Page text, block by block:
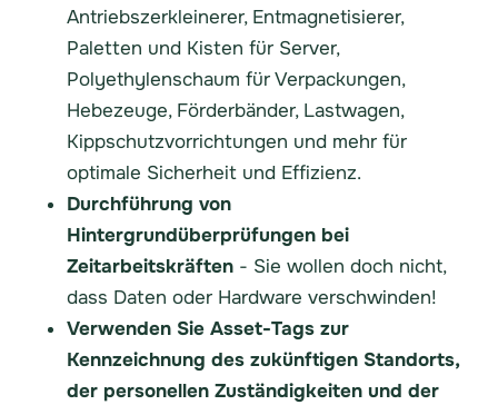
Antriebszerkleinerer, Entmagnetisierer,
Paletten und Kisten für Server,
Polyethylenschaum für Verpackungen,
Hebezeuge, Förderbänder, Lastwagen,
Kippschutzvorrichtungen und mehr für
optimale Sicherheit und Effizienz.
Durchführung von
Hintergrundüberprüfungen bei
Zeitarbeitskräften - Sie wollen doch nicht,
dass Daten oder Hardware verschwinden!
Verwenden Sie Asset-Tags zur
Kennzeichnung des zukünftigen Standorts,
der personellen Zuständigkeiten und der